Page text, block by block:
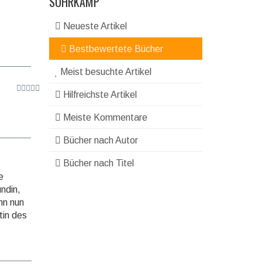
Neueste Artikel
Bestbewertete Bücher
Meist besuchte Artikel
Hilfreichste Artikel
Meiste Kommentare
Bücher nach Autor
Bücher nach Titel
nun
des